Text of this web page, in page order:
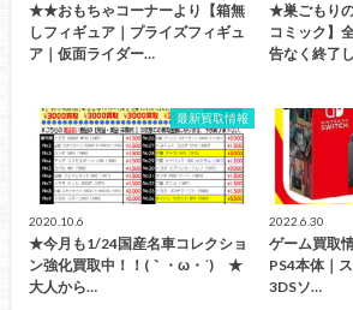
★★おもちゃコーナーより【箱無
しフィギュア｜プライズフィギュ
ア｜仮面ライダー…
★巣ごもり
コミック】
告なく終了
最新買取情報
2020.10.6
★今月も1/24国産名車コレクショ
ン強化買取中！！(｀・ω・´)ゞ★
大人から…
2022.6.30
ゲーム買取
PS4本体｜
3DSソ…